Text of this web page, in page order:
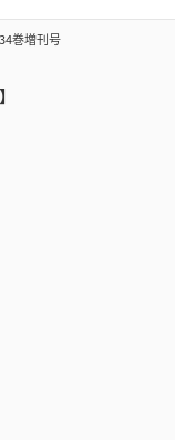
巻増刊号